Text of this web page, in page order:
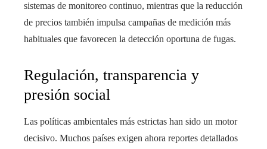
sistemas de monitoreo continuo, mientras que la reducción
de precios también impulsa campañas de medición más
habituales que favorecen la detección oportuna de fugas.
Regulación, transparencia y
presión social
Las políticas ambientales más estrictas han sido un motor
decisivo. Muchos países exigen ahora reportes detallados